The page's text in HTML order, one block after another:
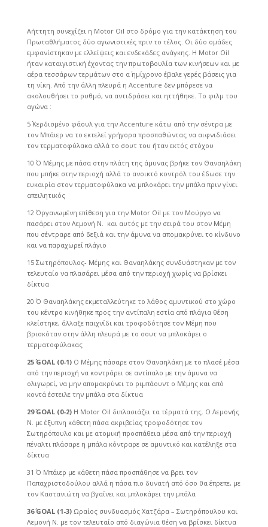
Αήττητη συνεχίζει η Motor Oil στο δρόμο για την κατάκτηση του
Πρωταθλήματος δύο αγωνιστικές πριν το τέλος. Οι δύο ομάδες
εμφανίστηκαν με ελλείψεις και ενδεκάδες ανάγκης. Η Motor Oil
ήταν καταιγιστική έχοντας την πρωτοβουλία των κινήσεων και με
αέρα τεσσάρων τερμάτων στο α΄ ημίχρονο έβαλε γερές βάσεις για
τη νίκη. Από την άλλη πλευρά η Accenture δεν μπόρεσε να
ακολουθήσει το ρυθμό, να αντιδράσει και ηττήθηκε. Το φιλμ του
αγώνα :
5΄ Κερδισμένο φάουλ για την Accenture κάτω από την σέντρα με
τον Μπάιερ να το εκτελεί γρήγορα προσπαθώντας να αιφνιδιάσει
τον τερματοφύλακα αλλά το σουτ του ήταν εκτός στόχου
10΄ Ο Μέμης με πάσα στην πλάτη της άμυνας βρήκε τον Θαναηλάκη
που μπήκε στην περιοχή αλλά το ανοικτό κοντρόλ του έδωσε την
ευκαιρία στον τερματοφύλακα να μπλοκάρει την μπάλα πριν γίνει
απειλητικός
12΄ Οργανωμένη επίθεση για την Motor Oil με τον Μούργο να
πασάρει στον Λεμονή Ν. και αυτός με την σειρά του στον Μέμη
που σέντραρε από δεξιά και την άμυνα να απομακρύνει το κίνδυνο
και να παραχωρεί πλάγιο
15΄ Σωτηρόπουλος- Μέμης και Θαναηλάκης συνδυάστηκαν με τον
τελευταίο να πλασάρει μέσα από την περιοχή χωρίς να βρίσκει
δίκτυα
20΄ Ο Θαναηλάκης εκμεταλλεύτηκε το λάθος αμυντικού στο χώρο
του κέντρο κινήθηκε προς την αντίπαλη εστία από πλάγια θέση
κλείστηκε, άλλαξε παιχνίδι και τροφοδότησε τον Μέμη που
βρισκόταν στην άλλη πλευρά με το σουτ να μπλοκάρει ο
τερματοφύλακας
25΄GOAL (0-1)Ο Μέμης πάσαρε στον Θαναηλάκη με το πλασέ μέσα
από την περιοχή να κοντράρει σε αντίπαλο με την άμυνα να
ολιγωρεί, να μην απομακρύνει το ριμπάουντ ο Μέμης και από
κοντά έστειλε την μπάλα στα δίκτυα
29΄GOAL (0-2)Η Motor Oil διπλασιάζει τα τέρματά της. Ο Λεμονής
Ν. με έξυπνη κάθετη πάσα ακριβείας τροφοδότησε τον
Σωτηρόπουλο και με ατομική προσπάθεια μέσα από την περιοχή
πέναλτι πλάσαρε η μπάλα κόντραρε σε αμυντικό και κατέληξε στα
δίκτυα
31΄ Ο Μπάιερ με κάθετη πάσα προσπάθησε να βρει τον
Παπαχριστοδούλου αλλά η πάσα πιο δυνατή από όσο θα έπρεπε, με
τον Καστανιώτη να βγαίνει και μπλοκάρει την μπάλα
36΄GOAL (1-3)Ωραίος συνδυασμός Χατζάρα – Σωτηρόπουλου και
Λεμονή Ν. με τον τελευταίο από διαγώνια θέση να βρίσκει δίκτυα